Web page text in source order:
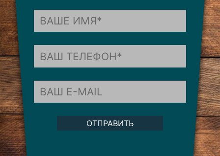
ОТПРАВИТЬ